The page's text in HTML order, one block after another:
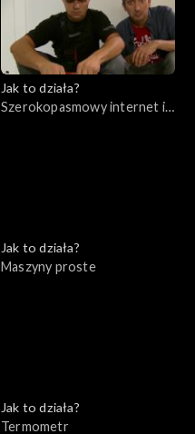
Jak to działa?
Szerokopasmowy internet i
Jak to działa?
Maszyny proste
Jak to działa?
Termometr